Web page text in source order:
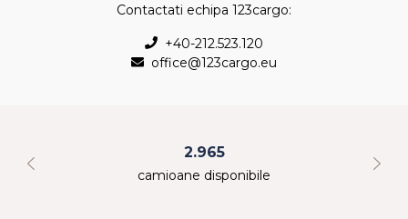
Contactati echipa 123cargo:
+40-212.523.120
office@123cargo.eu
2.965
camioane disponibile